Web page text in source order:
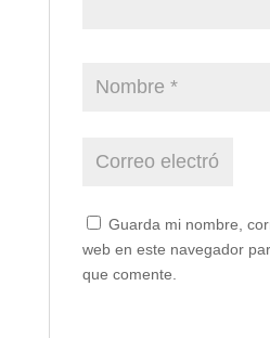
Guarda mi nombre,
web en este navegador
que comente.